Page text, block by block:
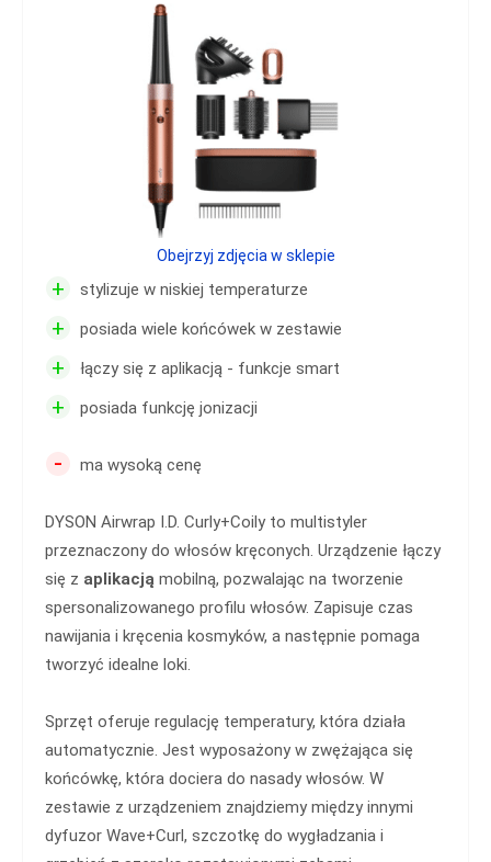
+ stylizuje w niskiej temperaturze
+ posiada wiele końcówek w zestawie
+ łączy się z aplikacją - funkcje smart
+ posiada funkcję jonizacji
- ma wysoką cenę
DYSON Airwrap I.D. Curly+Coily to multistyler
przeznaczony do włosów kręconych. Urządzenie łączy
się z aplikacją mobilną, pozwalając na tworzenie
spersonalizowanego profilu włosów. Zapisuje czas
nawijania i kręcenia kosmyków, a następnie pomaga
tworzyć idealne loki.
Sprzęt oferuje regulację temperatury, która działa
automatycznie. Jest wyposażony w zwężająca się
końcówkę, która dociera do nasady włosów. W
zestawie z urządzeniem znajdziemy między innymi
dyfuzor Wave+Curl, szczotkę do wygładzania i
Obejrzyj zdjęcia w sklepie